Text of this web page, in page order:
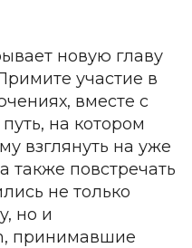
новую главу
участие в
вместе с
на котором
взглянуть на уже
также повстречать
не только
но и
принимавшие